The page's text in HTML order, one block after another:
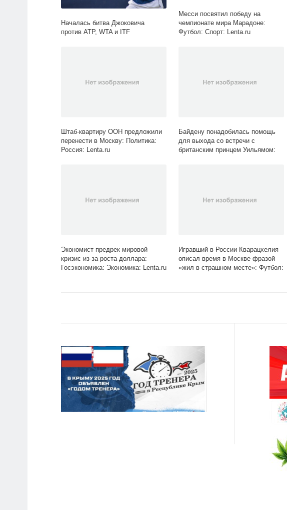
Началась битва Джоковича
против ATP, WTA и ITF
Месси посвятил победу на
чемпионате мира Марадоне:
Футбол: Спорт: Lenta.ru
Штаб-квартиру ООН предложили
перенести в Москву: Политика:
Россия: Lenta.ru
Байдену понадобилась помощь
для выхода со встречи с
британским принцем Уильямом:
Экономист предрек мировой
кризис из-за роста доллара:
Госэкономика: Экономика: Lenta.ru
Игравший в России Кварацхелия
описал время в Москве фразой
«жил в страшном месте»: Футбол: